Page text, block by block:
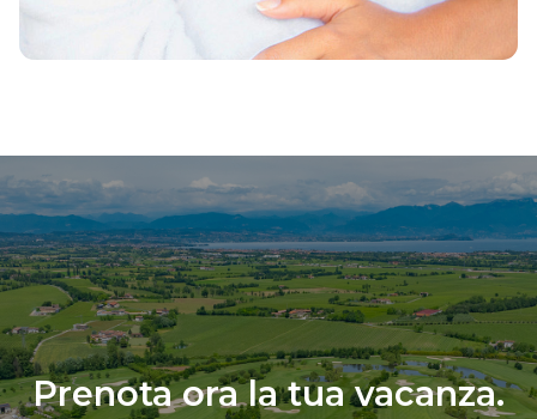
Prenota ora la tua vacanza.